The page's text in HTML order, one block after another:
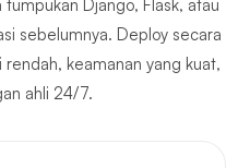
Django, Flask, atau
sebelumnya. Deploy secara
keamanan yang kuat,
ahli 24/7.